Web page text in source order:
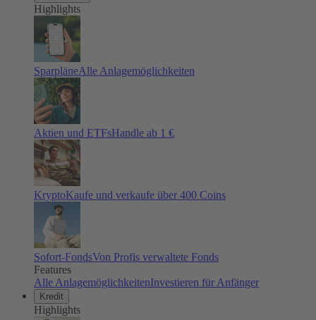
Highlights
SparpläneAlle Anlagemöglichkeiten
Aktien und ETFsHandle ab 1 €
KryptoKaufe und verkaufe über 400 Coins
Sofort-FondsVon Profis verwaltete Fonds
Features
Alle AnlagemöglichkeitenInvestieren für Anfänger
Kredit
Highlights